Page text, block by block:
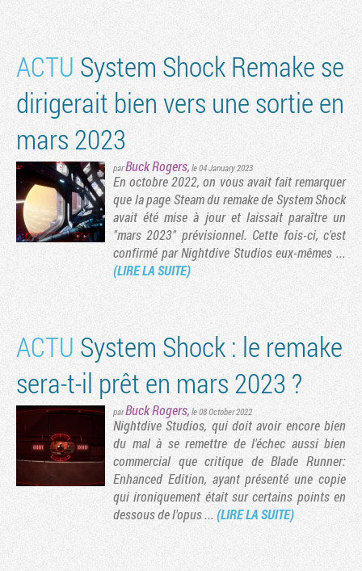
ACTU System Shock Remake se
dirigerait bien vers une sortie en
mars 2023
parBuck Rogers, le 04 January 2023
En octobre 2022, on vous avait fait remarquer
que la page Steam du remake de System Shock
avait été mise à jour et laissait paraître un
"mars 2023" prévisionnel. Cette fois-ci, c'est
confirmé par Nightdive Studios eux-mêmes ...
(LIRE LA SUITE)
ACTU System Shock : le remake
sera-t-il prêt en mars 2023 ?
parBuck Rogers, le 08 October 2022
Nightdive Studios, qui doit avoir encore bien
du mal à se remettre de l'échec aussi bien
commercial que critique de Blade Runner:
Enhanced Edition, ayant présenté une copie
qui ironiquement était sur certains points en
dessous de l'opus ...(LIRE LA SUITE)
suivante